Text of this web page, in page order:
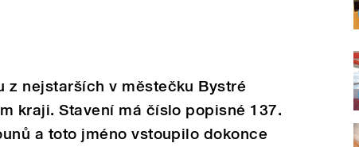
z nejstarších v městečku Bystré
kraji. Stavení má číslo popisné 137.
a toto jméno vstoupilo dokonce